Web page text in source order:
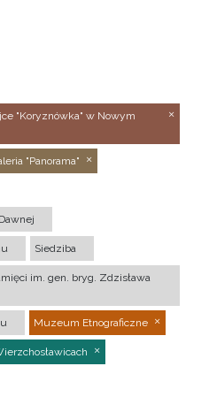
"Koryznówka" w Nowym
"Panorama"
Siedziba
im. gen. bryg. Zdzisława
Muzeum Etnograficzne